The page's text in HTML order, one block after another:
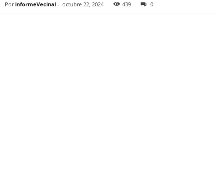
Por informeVecinal - octubre 22, 2024 439 0